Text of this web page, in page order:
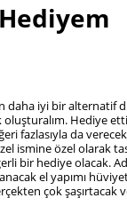
daha iyi bir
Hediye
fazlasıyla da
ismine özel olarak
bir hediye olacak.
el yapımı
çok